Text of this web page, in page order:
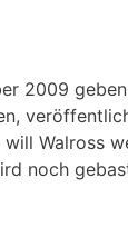
2009
Walross
noch